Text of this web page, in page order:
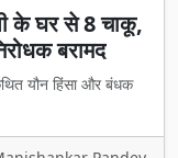
के घर से 8 चाकू,
बरामद
यौन हिंसा और बंधक